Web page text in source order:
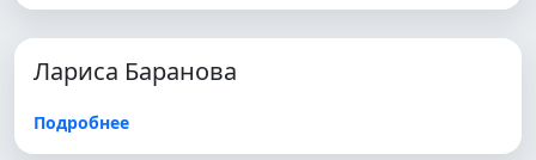
Лариса Баранова
Подробнее